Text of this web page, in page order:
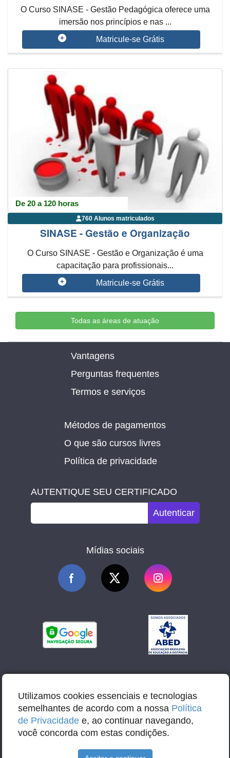
O Curso SINASE - Gestão Pedagógica oferece uma
imersão nos princípios e nas ...
Matricule-se Grátis
De 20 a 120 horas
760 Alunos matriculados
SINASE - Gestão e Organização
O Curso SINASE - Gestão e Organização é uma
capacitação para profissionais...
Matricule-se Grátis
Todas as áreas de atuação
Vantagens
Perguntas frequentes
Termos e serviços
Métodos de pagamentos
O que são cursos livres
Política de privacidade
AUTENTIQUE SEU CERTIFICADO
Autenticar
Mídias sociais
Utilizamos cookies essenciais e tecnologias
semelhantes de acordo com a nossa Política
de Privacidade e, ao continuar navegando,
você concorda com estas condições.